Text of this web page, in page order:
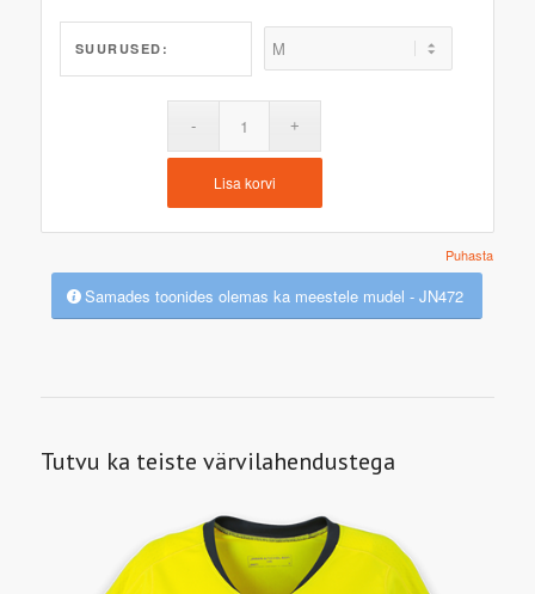
SUURUSED:
Puhasta
Lisa korvi
Samades toonides olemas ka meestele mudel - JN472
Tutvu ka teiste värvilahendustega